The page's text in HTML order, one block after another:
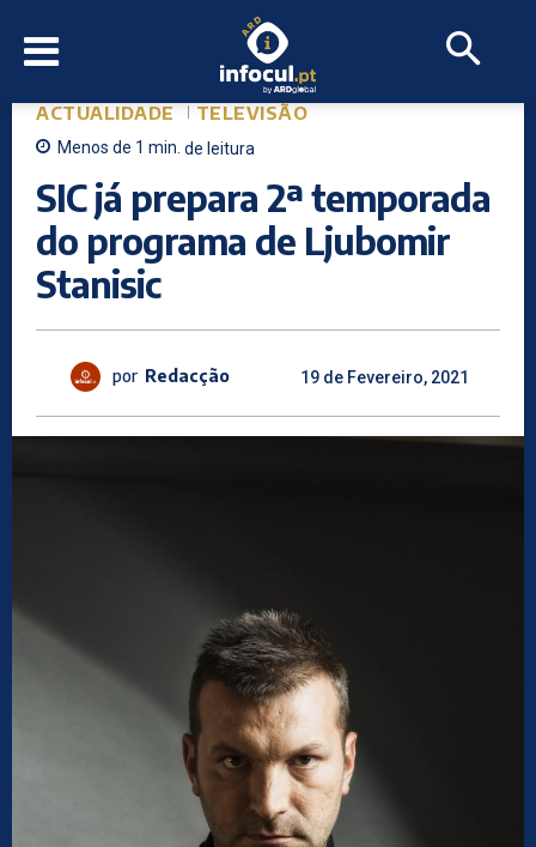
ACTUALIDADE TELEVISÃO
Menos de 1 min. de leitura
SIC já prepara 2ª temporada
do programa de Ljubomir
Stanisic
por Redacção 19 de Fevereiro, 2021